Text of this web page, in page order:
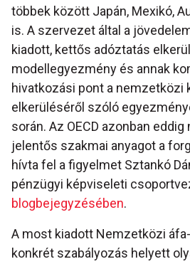
többek között Japán, Mexikó,
is. A szervezet által a
kiadott, kettős adóztatás
modellegyezmény és annak
hivatkozási pont a nemzetközi
elkerüléséről szóló
során. Az OECD azonban
jelentős szakmai anyagot a
hívta fel a figyelmet Sztankó
pénzügyi képviseleti
blogbejegyzésében.
A most kiadott Nemzetközi
konkrét szabályozás helyett